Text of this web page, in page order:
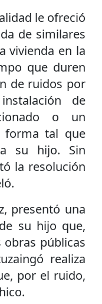
le ofreció
de similares
vivienda en la
que duren
de ruidos por
de
o un
forma tal que
su hijo. Sin
la resolución
presentó una
su hijo que,
públicas
realiza
por el ruido,